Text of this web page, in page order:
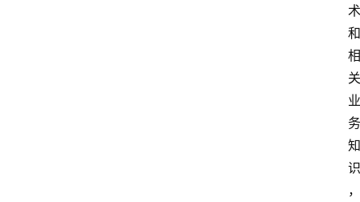
术
和
相
关
业
务
知
识
，